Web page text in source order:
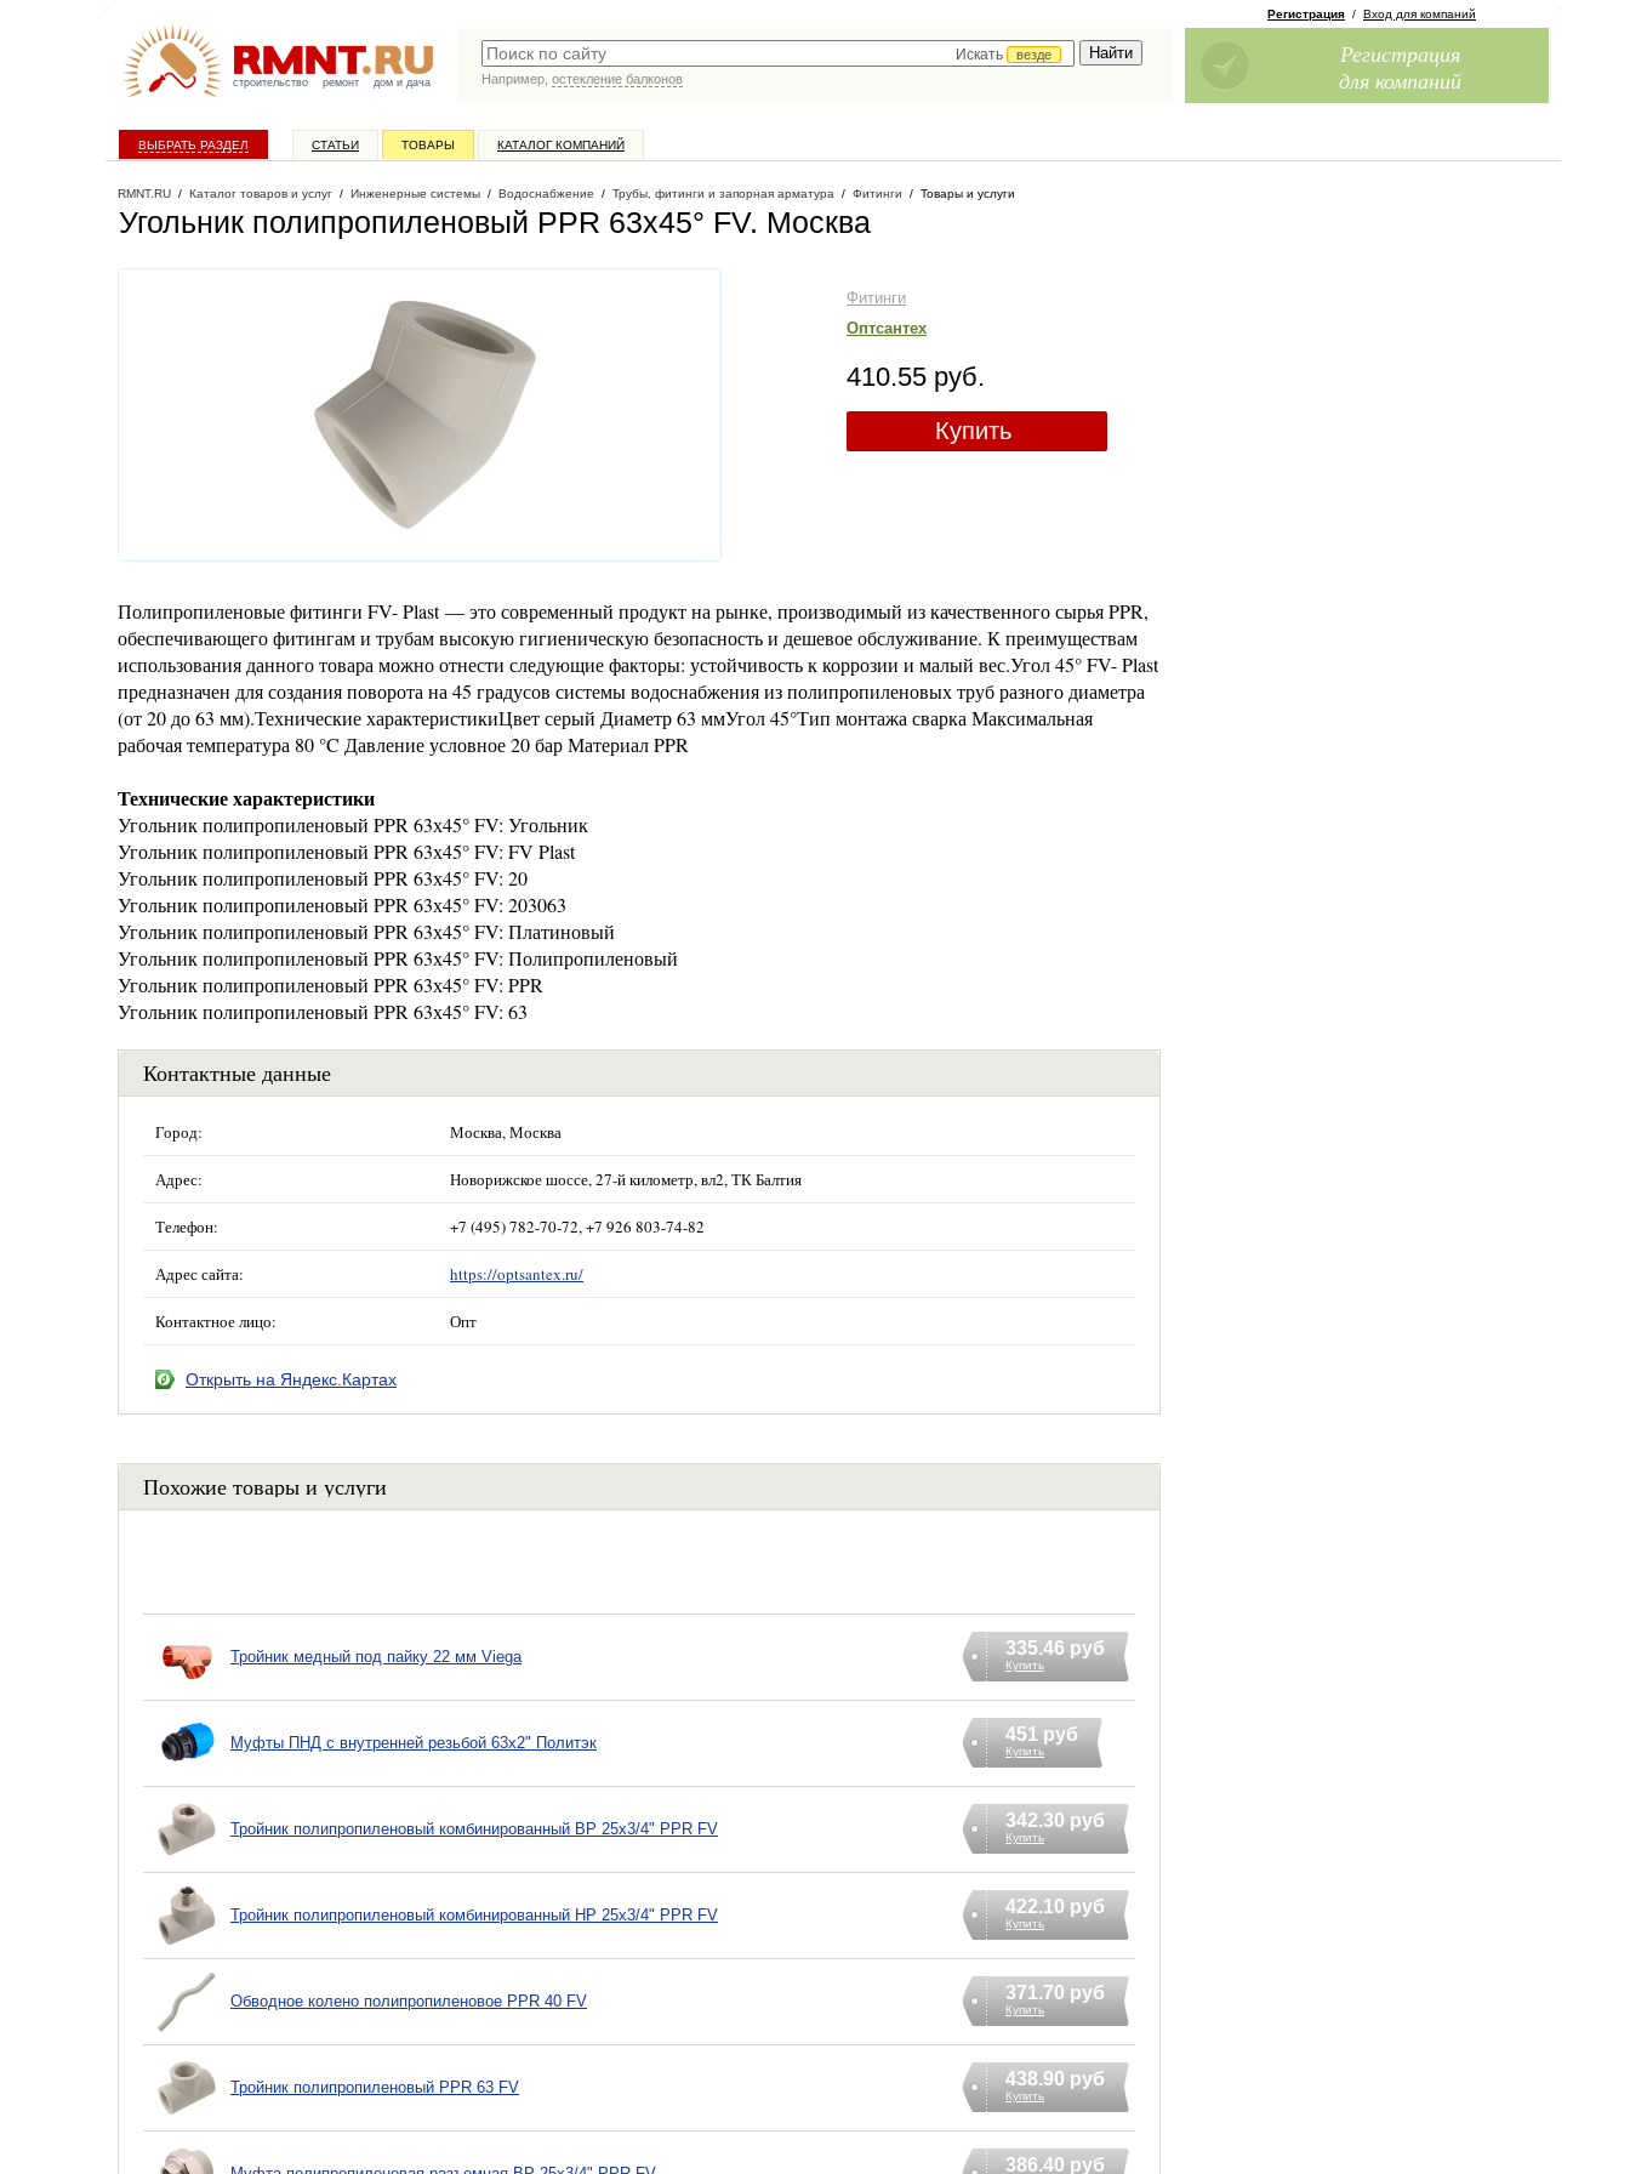
строительство ремонт дом и дача
Искать
везде
Например, остекление балконов
Регистрация / Вход для компаний
Регистрация
для компаний
ВЫБРАТЬ РАЗДЕЛ СТАТЬИ ТОВАРЫ КАТАЛОГ КОМПАНИЙ
RMNT.RU / Каталог товаров и услуг / Инженерные системы / Водоснабжение / Трубы, фитинги и запорная арматура / Фитинги / Товары и услуги
Угольник полипропиленовый PPR 63х45° FV. Москва
Фитинги
Оптсантех
410.55 руб.
Купить
Полипропиленовые фитинги FV- Plast — это современный продукт на рынке, производимый из качественного сырья PPR,
обеспечивающего фитингам и трубам высокую гигиеническую безопасность и дешевое обслуживание. К преимуществам
использования данного товара можно отнести следующие факторы: устойчивость к коррозии и малый вес.Угол 45° FV- Plast
предназначен для создания поворота на 45 градусов системы водоснабжения из полипропиленовых труб разного диаметра
(от 20 до 63 мм).Технические характеристикиЦвет серый Диаметр 63 ммУгол 45°Тип монтажа сварка Максимальная
рабочая температура 80 °C Давление условное 20 бар Материал PPR
Технические характеристики
Угольник полипропиленовый PPR 63х45° FV: Угольник
Угольник полипропиленовый PPR 63х45° FV: FV Plast
Угольник полипропиленовый PPR 63х45° FV: 20
Угольник полипропиленовый PPR 63х45° FV: 203063
Угольник полипропиленовый PPR 63х45° FV: Платиновый
Угольник полипропиленовый PPR 63х45° FV: Полипропиленовый
Угольник полипропиленовый PPR 63х45° FV: PPR
Угольник полипропиленовый PPR 63х45° FV: 63
Контактные данные
Город: Москва, Москва
Адрес: Новорижское шоссе, 27-й километр, вл2, ТК Балтия
Телефон: +7 (495) 782-70-72, +7 926 803-74-82
Адрес сайта: https://optsantex.ru/
Контактное лицо: Опт
Открыть на Яндекс.Картах
Похожие товары и услуги
Тройник медный под пайку 22 мм Viega 335.46 руб
Купить
Муфты ПНД с внутренней резьбой 63x2" Политэк 451 руб
Купить
Тройник полипропиленовый комбинированный ВР 25х3/4" PPR FV 342.30 руб
Купить
Тройник полипропиленовый комбинированный НР 25х3/4" PPR FV 422.10 руб
Купить
Обводное колено полипропиленовое PPR 40 FV 371.70 руб
Купить
Тройник полипропиленовый PPR 63 FV 438.90 руб
Купить
386.40 руб